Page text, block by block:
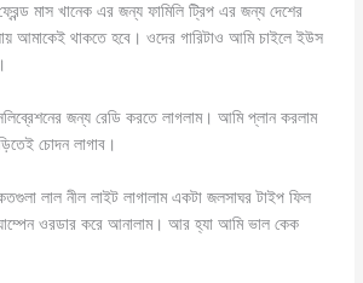
মাস খানেক এর জন্য ফামিলি ট্রিপ এর জন্য দেশের
আমাকেই থাকতে হবে। ওদের গারিটাও আমি চাইলে ইউস
জন্য রেডি করতে লাগলাম। আমি প্লান করলাম
চোদন লাগাব।
লাল নীল লাইট লাগালাম একটা জলসাঘর টাইপ ফিল
ওরডার করে আনালাম। আর হ্যা আমি ভাল কেক